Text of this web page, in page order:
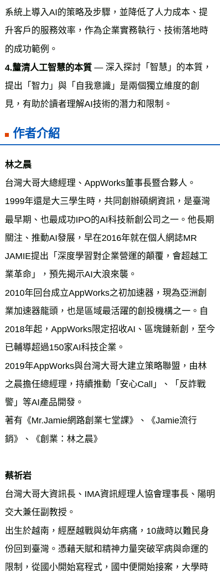
系統上導入AI的策略及步驟，並降低了人力成本、提
升客戶的服務效率，作為企業實務執行、技術落地時
的成功範例。
4.釐清人工智慧的本質 — 深入探討「智慧」的本質，
提出「智力」與「自我意識」是兩個獨立維度的創
見，有助於讀者理解AI技術的潛力和限制。
作者介紹
林之晨
台灣大哥大總經理、AppWorks董事長暨合夥人。
1999年還是大三學生時，共同創辦碩網資訊，是臺灣
最早期、也最成功IPO的AI科技新創公司之一。他長期
關注、推動AI發展，早在2016年就在個人網誌MR
JAMIE提出「深度學習對企業營運的顛覆，會超越工
業革命」，預先揭示AI大浪來襲。
2010年回台成立AppWorks之初加速器，現為亞洲創
業加速器龍頭，也是區域最活躍的創投機構之一。自
2018年起，AppWorks限定招收AI、區塊鏈新創，至今
已輔導超過150家AI科技企業。
2019年AppWorks與台灣大哥大建立策略聯盟，由林
之晨擔任總經理，持續推動「安心Call」、「反詐戰
警」等AI產品開發。
著有《Mr.Jamie網路創業七堂課》、《Jamie流行
銷》、《創業：林之晨》
蔡祈岩
台灣大哥大資訊長、IMA資訊經理人協會理事長、陽明
交大兼任副教授。
出生於越南，經歷越戰與幼年病痛，10歲時以難民身
份回到臺灣。憑藉天賦和精神力量突破罕病與命運的
限制，從國小開始寫程式，國中便開始接案，大學時